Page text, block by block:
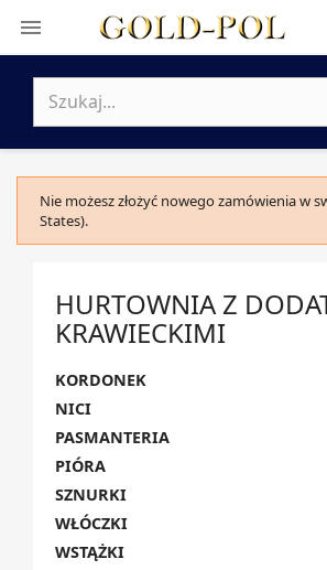

Nie możesz złożyć nowego zamówienia w
States).
HURTOWNIA Z
KRAWIECKIMI
KORDONEK
NICI
PASMANTERIA
PIÓRA
SZNURKI
WŁÓCZKI
WSTĄŻKI